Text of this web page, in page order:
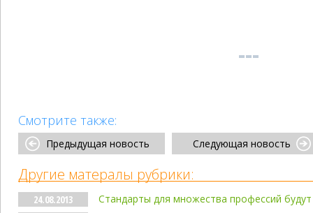
Смотрите также:
Предыдущая новость Следующая новость
Другие матералы рубрики:
24.08.2013
Стандарты для множества профессий